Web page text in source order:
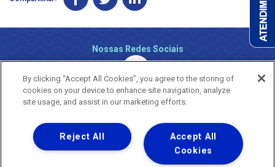
Nossas Redes Sociais
Uma empresa
Copyright ® 2026 - Todos os Direitos Reservados.
By clicking “Accept All Cookies”, you agree to the storing of
cookies on your device to enhance site navigation, analyze
site usage, and assist in our marketing efforts.
Accept All
Cookies
Reject All